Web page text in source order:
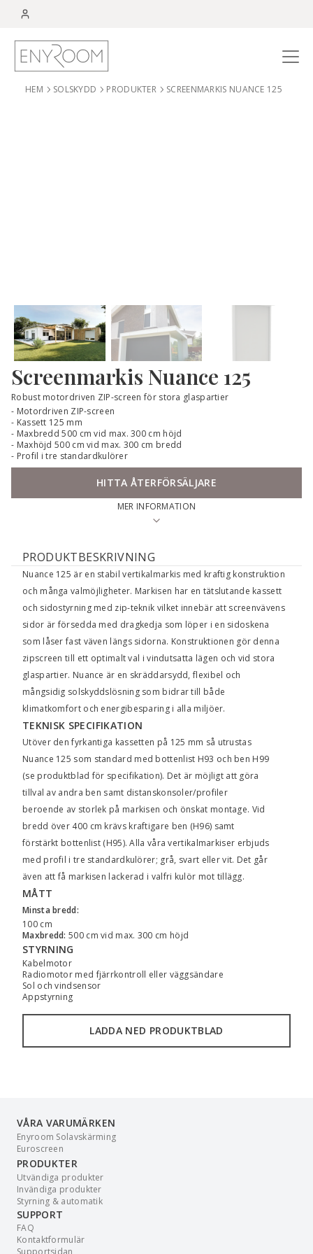
Menu
HEM SOLSKYDD PRODUKTER SCREENMARKIS NUANCE 125
Screenmarkis Nuance 125
Robust motordriven ZIP-screen för stora glaspartier
Motordriven ZIP-screen
Kassett 125 mm
Maxbredd 500 cm vid max. 300 cm höjd
Maxhöjd 500 cm vid max. 300 cm bredd
Profil i tre standardkulörer
HITTA ÅTERFÖRSÄLJARE
MER INFORMATION
PRODUKTBESKRIVNING
Nuance 125 är en stabil vertikalmarkis med kraftig konstruktion
och många valmöjligheter. Markisen har en tätslutande kassett
och sidostyrning med zip-teknik vilket innebär att screenvävens
sidor är försedda med dragkedja som löper i en sidoskena
som låser fast väven längs sidorna. Konstruktionen gör denna
zipscreen till ett optimalt val i vindutsatta lägen och vid stora
glaspartier. Nuance är en skräddarsydd, flexibel och
mångsidig solskyddslösning som bidrar till både
klimatkomfort och energibesparing i alla miljöer.
TEKNISK SPECIFIKATION
Utöver den fyrkantiga kassetten på 125 mm så utrustas
Nuance 125 som standard med bottenlist H93 och ben H99
(se produktblad för specifikation). Det är möjligt att göra
tillval av andra ben samt distanskonsoler/profiler
beroende av storlek på markisen och önskat montage. Vid
bredd över 400 cm krävs kraftigare ben (H96) samt
förstärkt bottenlist (H95). Alla våra vertikalmarkiser erbjuds
med profil i tre standardkulörer; grå, svart eller vit. Det går
även att få markisen lackerad i valfri kulör mot tillägg.
MÅTT
Minsta bredd:
100 cm
Maxbredd: 500 cm vid max. 300 cm höjd
STYRNING
Kabelmotor
Radiomotor med fjärrkontroll eller väggsändare
Sol och vindsensor
Appstyrning
LADDA NED PRODUKTBLAD
VÅRA VARUMÄRKEN
Enyroom Solavskärming
Euroscreen
PRODUKTER
Utvändiga produkter
Invändiga produkter
Styrning & automatik
SUPPORT
FAQ
Kontaktformulär
Supportsidan